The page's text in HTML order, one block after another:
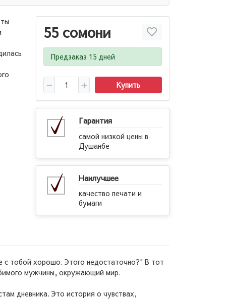
55 сомони
Предзаказ 15 дней
Купить
Гарантия
самой низкой цены в
Душанбе
Наилучшее
качество печати и
бумаги
тобой хорошо. Этого недостаточно?" В тот
мужчины, окружающий мир.
дневника. Это история о чувствах,